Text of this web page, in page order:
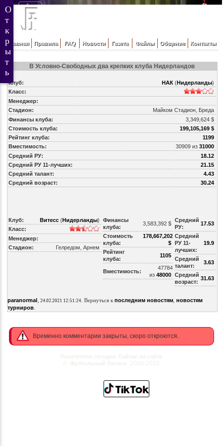
Главная Правила FAQ Новости Газета Файлы Общение Контакты
В Условно-Свободных два крепких клуба Нидерландов
Клуб: НАК(Нидерланды)
Класс:
Менеджер:
Стадион:
Майком Стадион, Бреда
Финансы клуба:
3,349,624 $
Стоимость клуба:
199,105,169 $
Рейтинг клуба:
1199
Вместимость:
30909 из 31000
Средний РУ:
18.12
Средний РУ 11-лучших:
21.15
Средний талант:
4.43
Средний возраст:
30.24
Клуб: Витесс(Нидерланды)
Класс:
Менеджер:
Стадион:
Гелредом, Арнем
Финансы
клуба:
3,583,392 $
Стоимость
клуба:
178,667,202
$
Рейтинг
клуба:
1105
Вместимость:
47784
из 48000
Средний
РУ:
17.53
Средний
РУ 11-
лучших:
19.9
Средний
талант:
3.63
Средний
возраст:
31.63
paranormal, 24.02.2021 12:51:24. Вернуться к последним новостям, новостям
турниров.
Временно комментарии закрыты, скоро откроются.